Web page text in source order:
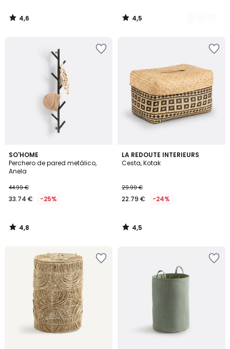
4,6
/
4,5
/
SO'HOME
Perchero de pared metálico,
Anela
44.99 €
33.74 € -25%
4,8
/ 5
4,8
/
LA REDOUTE INTERIEURS
Cesta, Kotak
29.99 €
22.79 € -24%
4,5
/ 5
4,5
/